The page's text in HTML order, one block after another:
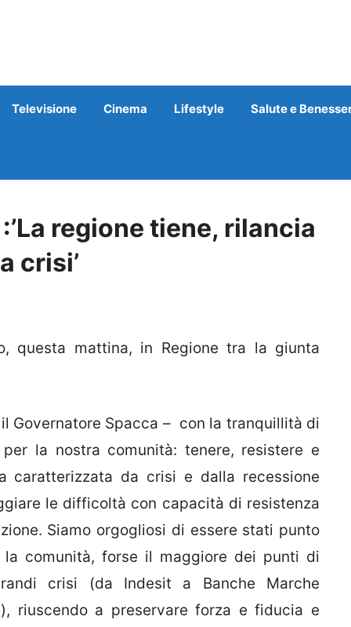
Televisione Cinema Lifestyle Salute e
regione tiene, rilancia
crisi’
questa mattina, in Regione tra la giunta
il Governatore Spacca – con la tranquillità di
la nostra comunità: tenere, resistere e
caratterizzata da crisi e dalla recessione
le difficoltà con capacità di resistenza
Siamo orgogliosi di essere stati punto
comunità, forse il maggiore dei punti di
crisi (da Indesit a Banche Marche
riuscendo a preservare forza e fiducia e